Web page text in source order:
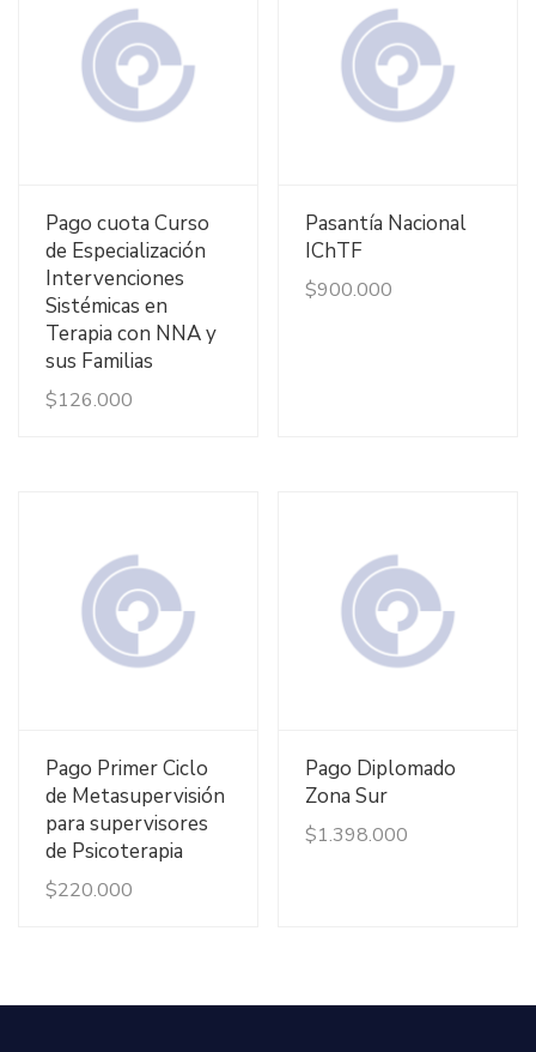
Ver Detalles
Pago cuota Curso
de Especialización
Intervenciones
Sistémicas en
Terapia con NNA y
sus Familias
$126.000
Ver Detalles
Pasantía Nacional
IChTF
$900.000
Ver Detalles
Pago Primer Ciclo
de Metasupervisión
para supervisores
de Psicoterapia
$220.000
Ver Detalles
Pago Diplomado
Zona Sur
$1.398.000